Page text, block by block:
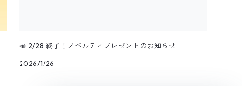
📣 2/28 終了！ノベルティプレゼントのお知らせ
2026/1/26